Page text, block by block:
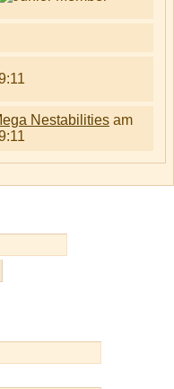
Nestabilities am